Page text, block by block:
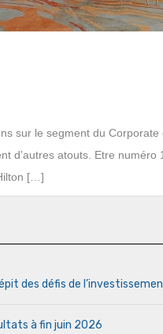
sur le segment du
d’autres atouts. Etre numéro
[…]
des défis de
à fin juin 2026